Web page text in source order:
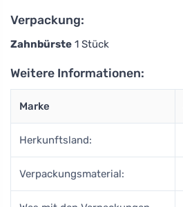
Verpackung:
Zahnbürste 1 Stück
Weitere Informationen:
Marke
Herkunftsland:
Verpackungsmaterial: